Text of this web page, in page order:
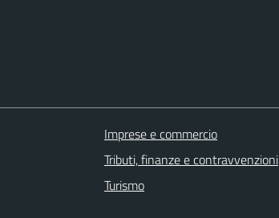
Imprese e commercio
Tributi, finanze e contravvenzioni
Turismo